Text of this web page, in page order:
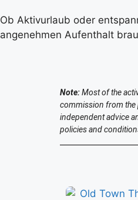
Ob Aktivurlaub oder
angenehmen Aufenthalt
Note:Most of the
commission from the
independent advice
policies and